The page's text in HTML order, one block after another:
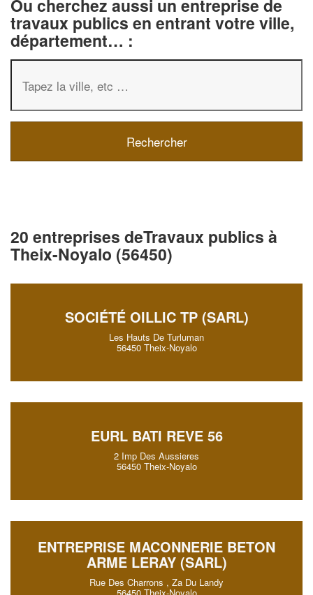
Ou cherchez aussi un entreprise de
travaux publics en entrant votre ville,
département… :
20 entreprises deTravaux publics à
Theix-Noyalo (56450)
SOCIÉTÉ OILLIC TP (SARL)
Les Hauts De Turluman
56450 Theix-Noyalo
EURL BATI REVE 56
2 Imp Des Aussieres
56450 Theix-Noyalo
ENTREPRISE MACONNERIE BETON
ARME LERAY (SARL)
Rue Des Charrons , Za Du Landy
56450 Theix-Noyalo